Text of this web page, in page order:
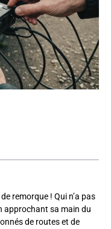
remorque ! Qui n’a pas
approchant sa main du
de routes et de